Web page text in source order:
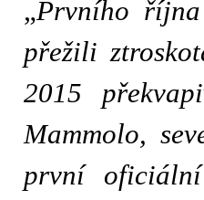
„Prvního
přežili
2015
Mammolo,
první oficiální